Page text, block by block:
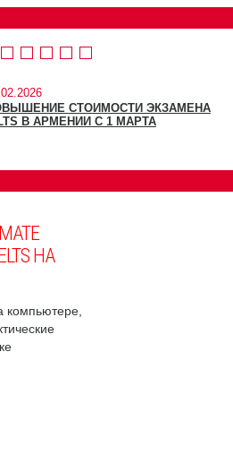
СТОИМОСТИ ЭКЗАМЕНА
В АРМЕНИИ С 1 МАРТА
НА
компьютере,